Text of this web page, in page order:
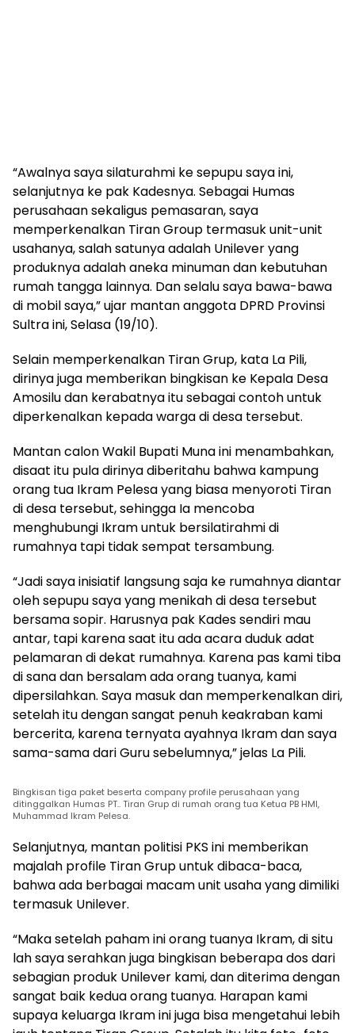
“Awalnya saya silaturahmi ke sepupu saya ini,
selanjutnya ke pak Kadesnya. Sebagai Humas
perusahaan sekaligus pemasaran, saya
memperkenalkan Tiran Group termasuk unit-unit
usahanya, salah satunya adalah Unilever yang
produknya adalah aneka minuman dan kebutuhan
rumah tangga lainnya. Dan selalu saya bawa-bawa
di mobil saya,” ujar mantan anggota DPRD Provinsi
Sultra ini, Selasa (19/10).
Selain memperkenalkan Tiran Grup, kata La Pili,
dirinya juga memberikan bingkisan ke Kepala Desa
Amosilu dan kerabatnya itu sebagai contoh untuk
diperkenalkan kepada warga di desa tersebut.
Mantan calon Wakil Bupati Muna ini menambahkan,
disaat itu pula dirinya diberitahu bahwa kampung
orang tua Ikram Pelesa yang biasa menyoroti Tiran
di desa tersebut, sehingga Ia mencoba
menghubungi Ikram untuk bersilatirahmi di
rumahnya tapi tidak sempat tersambung.
“Jadi saya inisiatif langsung saja ke rumahnya diantar
oleh sepupu saya yang menikah di desa tersebut
bersama sopir. Harusnya pak Kades sendiri mau
antar, tapi karena saat itu ada acara duduk adat
pelamaran di dekat rumahnya. Karena pas kami tiba
di sana dan bersalam ada orang tuanya, kami
dipersilahkan. Saya masuk dan memperkenalkan diri,
setelah itu dengan sangat penuh keakraban kami
bercerita, karena ternyata ayahnya Ikram dan saya
sama-sama dari Guru sebelumnya,” jelas La Pili.
Bingkisan tiga paket beserta company profile perusahaan yang
ditinggalkan Humas PT.. Tiran Grup di rumah orang tua Ketua PB HMI,
Muhammad Ikram Pelesa.
Selanjutnya, mantan politisi PKS ini memberikan
majalah profile Tiran Grup untuk dibaca-baca,
bahwa ada berbagai macam unit usaha yang dimiliki
termasuk Unilever.
“Maka setelah paham ini orang tuanya Ikram, di situ
lah saya serahkan juga bingkisan beberapa dos dari
sebagian produk Unilever kami, dan diterima dengan
sangat baik kedua orang tuanya. Harapan kami
supaya keluarga Ikram ini juga bisa mengetahui lebih